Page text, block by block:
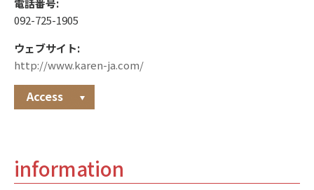
電話番号:
092-725-1905
ウェブサイト:
http://www.karen-ja.com/
Access
information